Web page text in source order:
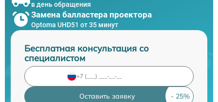
в день обращения
Замена балластера проектора
Optoma UHD51 от 35 минут
Бесплатная консультация со
специалистом
Оставить заявку